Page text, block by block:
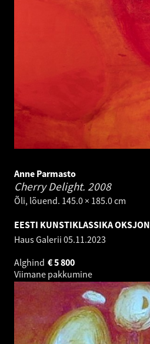
Anne Parmasto
Cherry Delight. 2008
Õli, lõuend. 145.0 × 185.0 cm
EESTI KUNSTIKLASSIKA
Haus Galerii 05.11.2023
Alghind
5 800
€
Viimane pakkumine